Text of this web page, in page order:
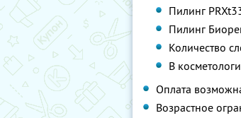
Пилинг
Пилинг
Количество
В
Оплата
Возрастное